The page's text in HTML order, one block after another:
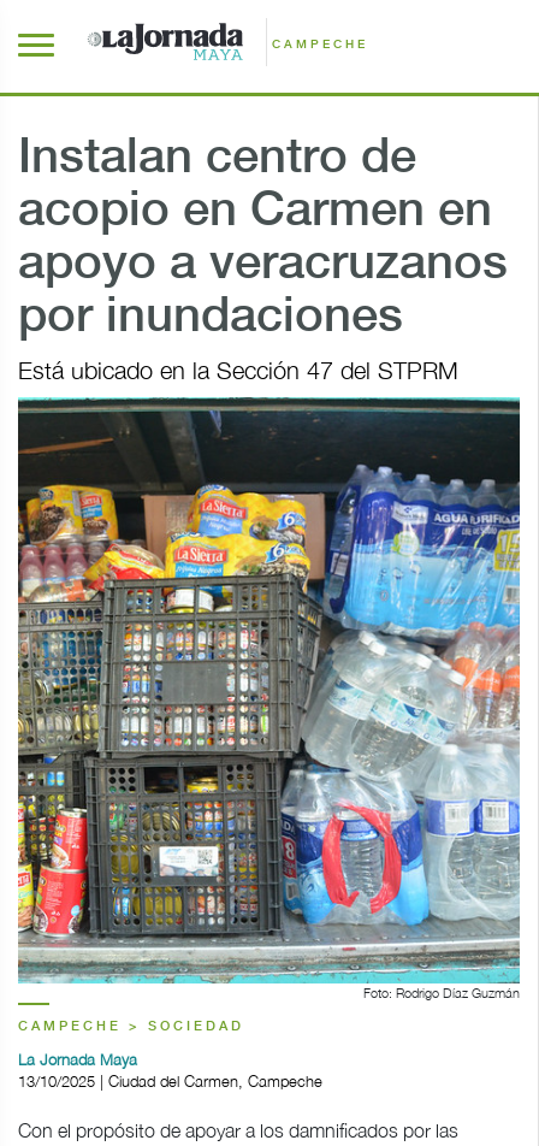
CAMPECHE
Instalan centro de
acopio en Carmen en
apoyo a veracruzanos
por inundaciones
Está ubicado en la Sección 47 del STPRM
Foto: Rodrigo Díaz Guzmán
CAMPECHE > SOCIEDAD
La Jornada Maya
13/10/2025 | Ciudad del Carmen, Campeche
Con el propósito de apoyar a los damnificados por las